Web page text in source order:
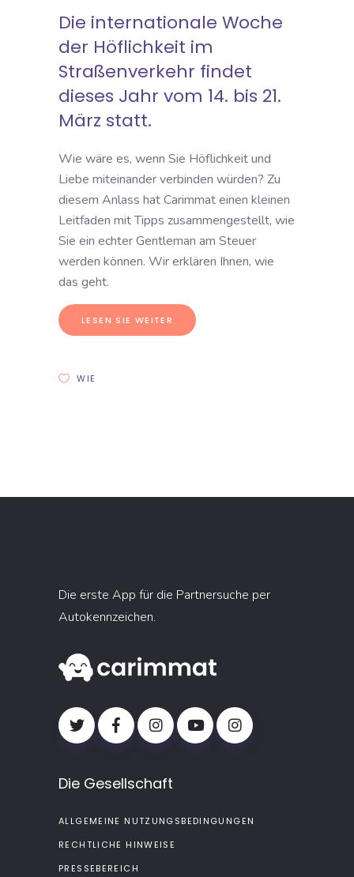
Die internationale Woche
der Höflichkeit im
Straßenverkehr findet
dieses Jahr vom 14. bis 21.
März statt.
Wie wäre es, wenn Sie Höflichkeit und
Liebe miteinander verbinden würden? Zu
diesem Anlass hat Carimmat einen kleinen
Leitfaden mit Tipps zusammengestellt, wie
Sie ein echter Gentleman am Steuer
werden können. Wir erklären Ihnen, wie
das geht.
LESEN SIE WEITER
WIE
Die erste App für die Partnersuche per
Autokennzeichen.
Die Gesellschaft
ALLGEMEINE NUTZUNGSBEDINGUNGEN
RECHTLICHE HINWEISE
PRESSEBEREICH